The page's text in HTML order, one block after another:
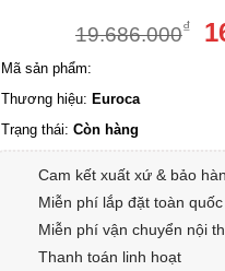
19.686.000₫
Mã sản phẩm:
Thương hiệu: Euroca
Trạng thái: Còn hàng
Cam kết xuất xứ & bảo
Miễn phí lắp đặt toàn quốc
Miễn phí vận chuyển nội
Thanh toán linh hoạt